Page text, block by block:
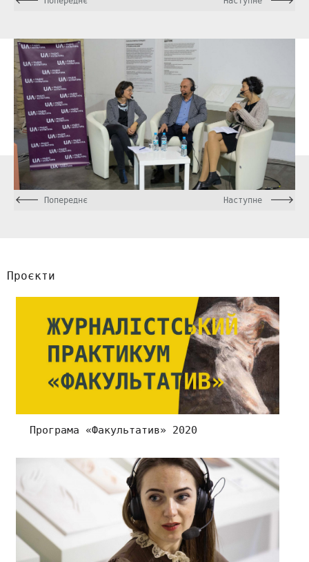
Наступне
Попереднє
Проєкти
Програма «Факультатив» 2020